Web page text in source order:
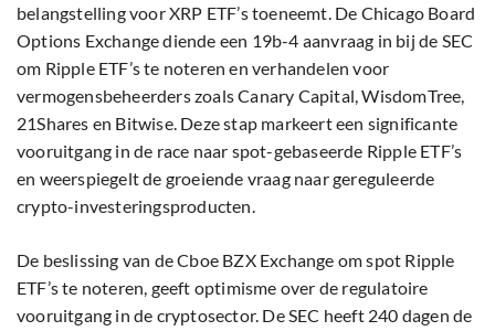
belangstelling voor XRP ETF’s toeneemt. De Chicago Board
Options Exchange diende een 19b-4 aanvraag in bij de SEC
om Ripple ETF’s te noteren en verhandelen voor
vermogensbeheerders zoals Canary Capital, WisdomTree,
21Shares en Bitwise. Deze stap markeert een significante
vooruitgang in de race naar spot-gebaseerde Ripple ETF’s
en weerspiegelt de groeiende vraag naar gereguleerde
crypto-investeringsproducten.
De beslissing van de Cboe BZX Exchange om spot Ripple
ETF’s te noteren, geeft optimisme over de regulatoire
vooruitgang in de cryptosector. De SEC heeft 240 dagen de